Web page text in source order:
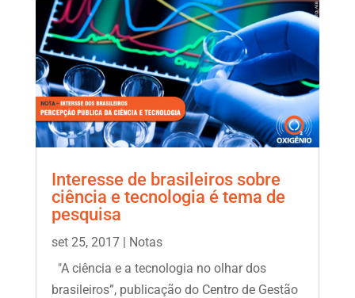
Interesse de brasileiros sobre
ciência e tecnologia é tema de
pesquisa
set 25, 2017| Notas
"A ciência e a tecnologia no olhar dos
brasileiros”, publicação do Centro de Gestão